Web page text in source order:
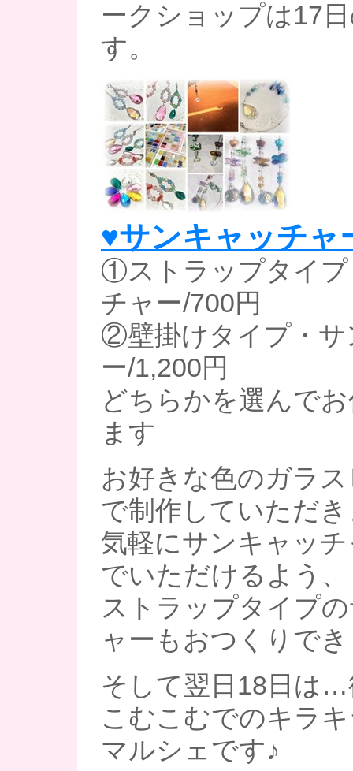
ークショップは17
す。
♥サンキャッチャ
①ストラップタイプ
チャー/700円
②壁掛けタイプ・サ
ー/1,200円
どちらかを選んで
ます
お好きな色のガラ
で制作していただ
気軽にサンキャッ
でいただけるよう、
ストラップタイプ
ャーもおつくりで
そして翌日18日は
こむこむでのキラ
マルシェです♪